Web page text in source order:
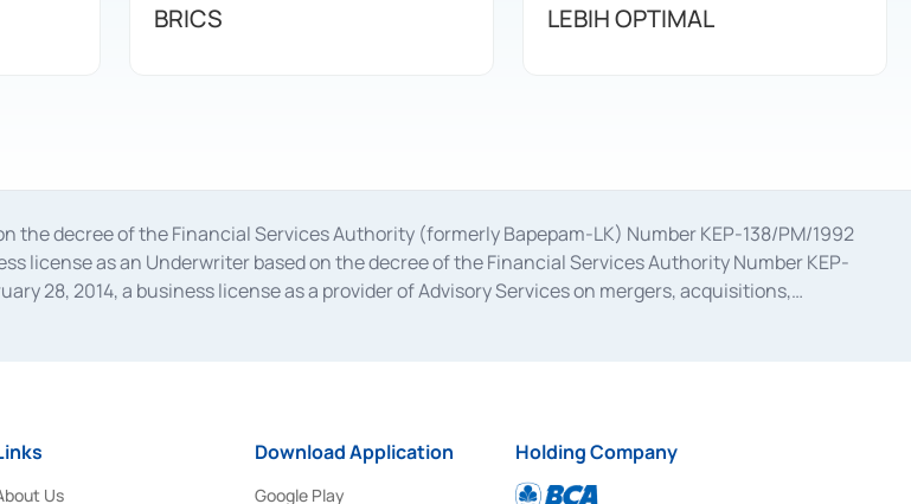
BRICS
LEBIH OPTIMAL
the decree of the Financial Services Authority (formerly Bapepam-LK) Number KEP-138/PM/1992
license as an Underwriter based on the decree of the Financial Services Authority Number KEP-
28, 2014, a business license as a provider of Advisory Services on mergers, acquisitions,
Number S-67/PM.21/2014 dated February 28, 2014, a business license as a provider of
Us
Download Application
Google Play
Holding Company